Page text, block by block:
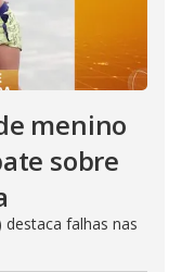
menino
sobre
falhas nas